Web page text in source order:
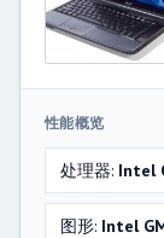
性能概览
处理器: Intel
图形: Intel